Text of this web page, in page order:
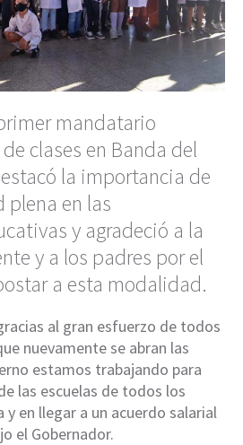
mandatario
clases en Banda del
la importancia de
plena en las
y agradeció a la
y a los padres por el
a esta modalidad.
al gran esfuerzo de todos
nuevamente se abran las
estamos trabajando para
las escuelas de todos los
y en llegar a un acuerdo salarial
el Gobernador.